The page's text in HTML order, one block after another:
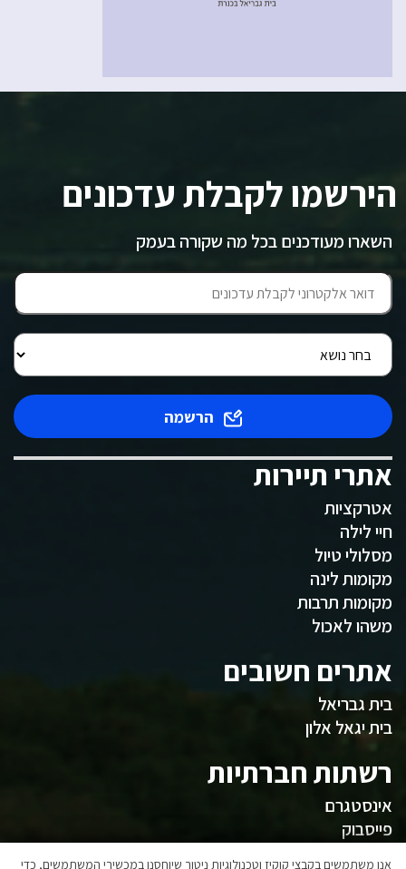
הירשמו לקבלת עדכונים
השארו מעודכנים בכל מה שקורה בעמק
הרשמה
אתרי תיירות
אטרקציות
חיי לילה
מסלולי טיול
מקומות לינה
מקומות תרבות
משהו לאכול
אתרים חשובים
בית גבריאל
בית יגאל אלון
רשתות חברתיות
אינסטגרם
פייסבוק
אנו משתמשים בקבצי קוקיז וטכנולוגיות ניטור שיוחסנו במכשירי המשתמשים, כדי